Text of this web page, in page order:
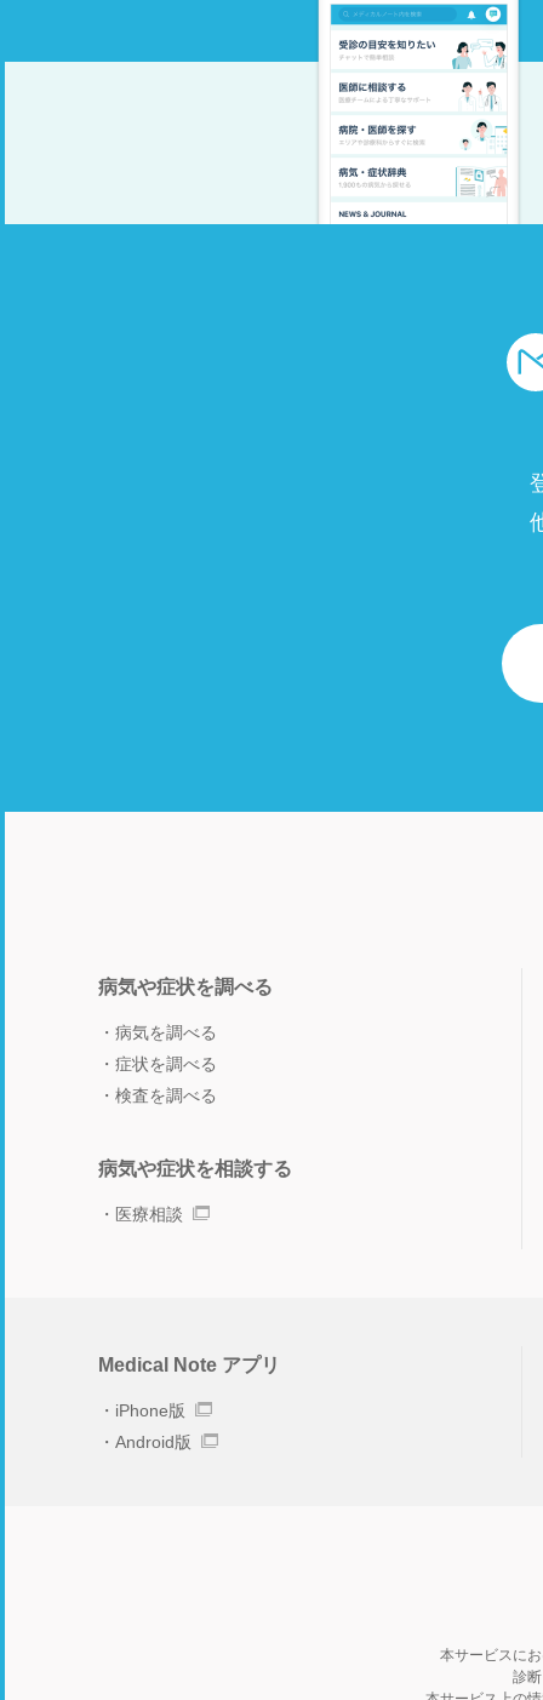
病気や症状を調べる
病気を調べる
症状を調べる
検査を調べる
病気や症状を相談する
医療相談
Medical Note アプリ
iPhone版
Android版
本サービスに
診